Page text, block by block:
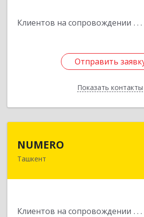
Клиентов на сопровождении
Отправить
Показать контакты
Отправить
Назад
NUMERO
Ташкент
Клиентов на сопровождении
УЗБЕКИСТАН , г. Ташкент,